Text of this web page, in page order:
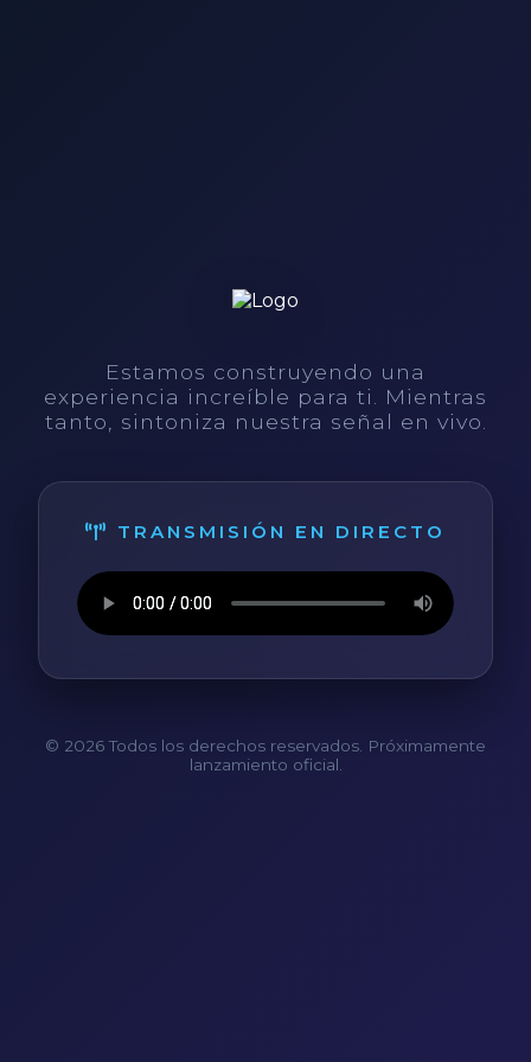
Estamos construyendo una
experiencia increíble para ti. Mientras
tanto, sintoniza nuestra señal en vivo.
TRANSMISIÓN EN DIRECTO
© 2026 Todos los derechos reservados. Próximamente
lanzamiento oficial.